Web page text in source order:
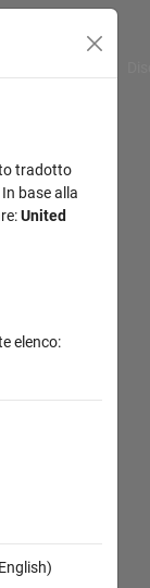
tradotto
base alla
United
elenco: